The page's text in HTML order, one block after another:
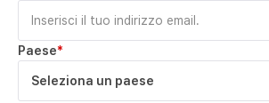
Paese*
Seleziona un paese